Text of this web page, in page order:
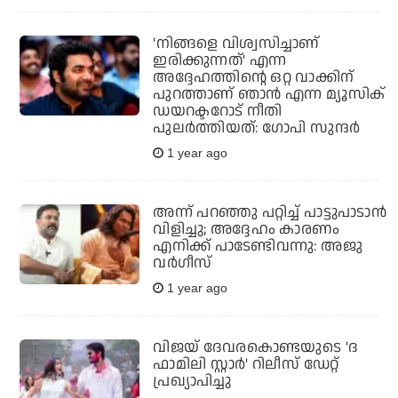
'നിങ്ങളെ വിശ്വസിച്ചാണ്
ഇരിക്കുന്നത്' എന്ന
അദ്ദേഹത്തിന്റെ ഒറ്റ വാക്കിന്
പുറത്താണ് ഞാൻ എന്ന മ്യൂസിക്
ഡയറക്ടറോട് നീതി
പുലർത്തിയത്: ഗോപി സുന്ദർ
1 year ago
അന്ന് പറഞ്ഞു പറ്റിച്ച് പാട്ടുപാടാന്‍
വിളിച്ചു; അദ്ദേഹം കാരണം
എനിക്ക് പാടേണ്ടിവന്നു: അജു
വര്‍ഗീസ്
1 year ago
വിജയ് ദേവരകൊണ്ടയുടെ 'ദ
ഫാമിലി സ്റ്റാർ' റിലീസ് ഡേറ്റ്
പ്രഖ്യാപിച്ചു